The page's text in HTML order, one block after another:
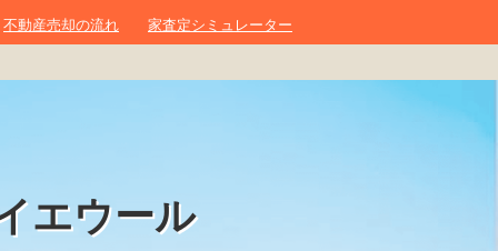
不動産売却の流れ 家査定シミュレーター
エウール